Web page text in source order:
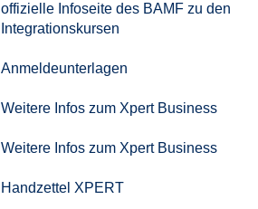
offizielle Infoseite des BAMF zu den
Integrationskursen
Anmeldeunterlagen
Weitere Infos zum Xpert Business
Weitere Infos zum Xpert Business
Handzettel XPERT